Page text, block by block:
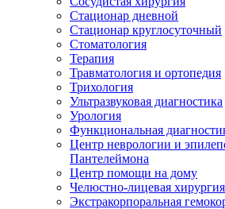
Стационар дневной
Стационар круглосуточный
Стоматология
Терапия
Травматология и ортопедия
Трихология
Ультразвуковая диагностика
Урология
Функциональная
Центр неврологии и
Пантелеймона
Центр помощи на дому
Челюстно-лицевая хирургия
Экстракорпоральная